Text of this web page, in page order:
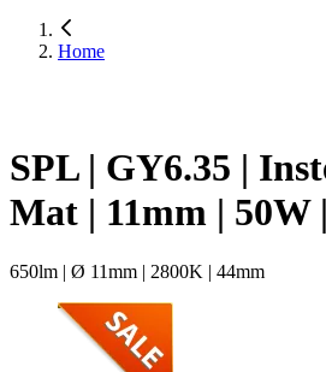
Home
SPL | GY6.35 |
Mat | 11mm | 50W
650lm | Ø 11mm | 2800K | 44mm